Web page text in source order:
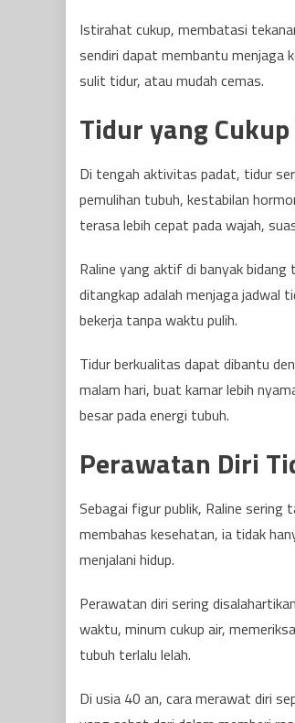
Istirahat cukup, membatasi
sendiri dapat membantu menjaga
sulit tidur, atau mudah cemas.
Tidur yang
Di tengah aktivitas padat, tidur
pemulihan tubuh, kestabilan
terasa lebih cepat pada wajah,
Raline yang aktif di banyak
ditangkap adalah menjaga jadwal
bekerja tanpa waktu pulih.
Tidur berkualitas dapat dibantu
malam hari, buat kamar lebih
besar pada energi tubuh.
Perawatan Diri
Sebagai figur publik, Raline sering
membahas kesehatan, ia tidak
menjalani hidup.
Perawatan diri sering
waktu, minum cukup air,
tubuh terlalu lelah.
Di usia 40 an, cara merawat diri